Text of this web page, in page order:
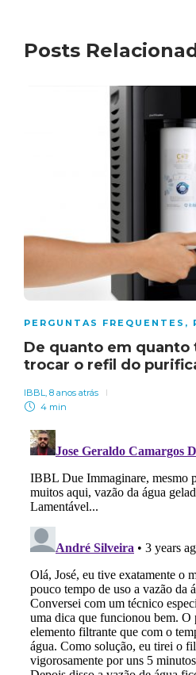
Posts
PERGUNTAS FREQUENTES ,
De quanto em
trocar o refil do
IBBL, 8 anos atrás
4 min